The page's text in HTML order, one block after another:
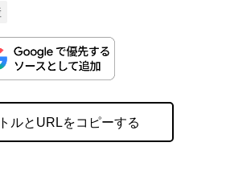
ルとURLをコピーする